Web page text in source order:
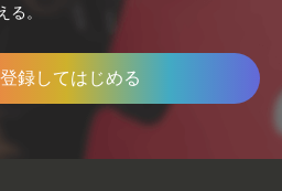
る。
録してはじめる